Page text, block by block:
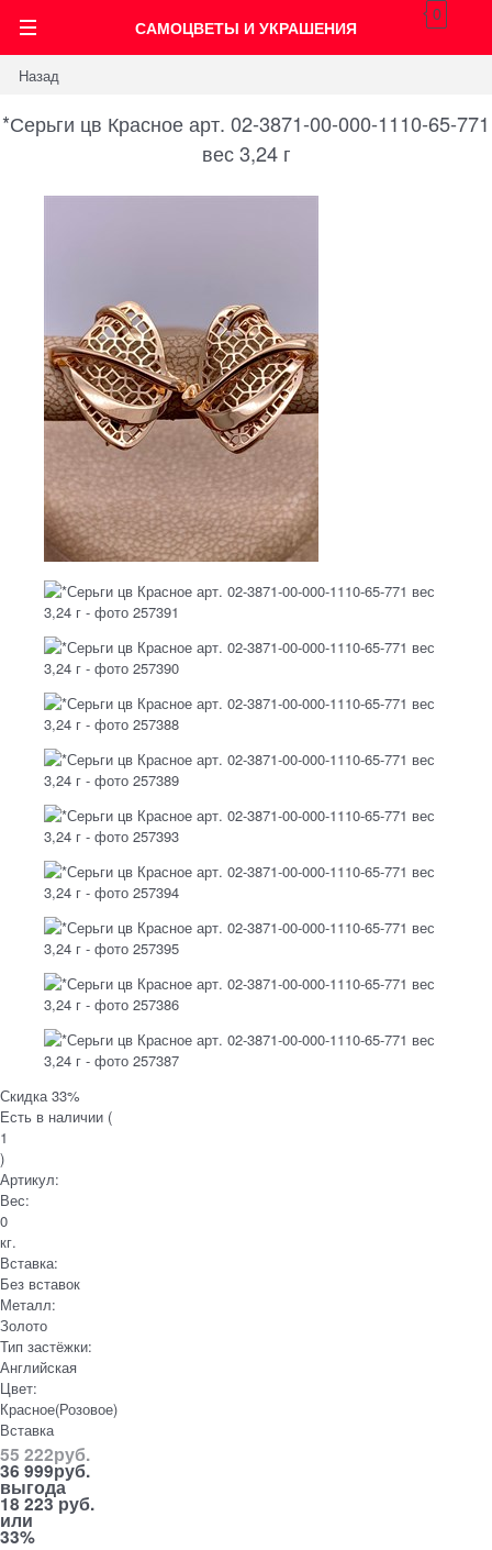
САМОЦВЕТЫ И УКРАШЕНИЯ
0
Назад
*Серьги цв Красное арт. 02-3871-00-000-1110-65-771
вес 3,24 г
Скидка 33%
Есть в наличии (
1
)
Артикул:
Вес:
0
кг.
Вставка:
Без вставок
Металл:
Золото
Тип застёжки:
Английская
Цвет:
Красное(Розовое)
Вставка
55 222руб.
36 999руб.
выгода
18 223 руб.
или
33%